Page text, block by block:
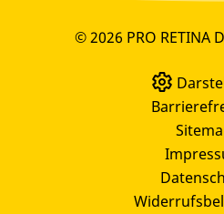
© 2026 PRO RETINA